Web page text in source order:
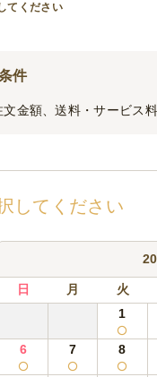
てください
件
金額、送料・サービス料
してください
日 月 火
1
6 7 8